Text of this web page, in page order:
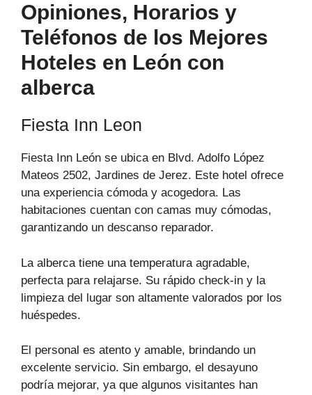
Opiniones, Horarios y
Teléfonos de los Mejores
Hoteles en León con
alberca
Fiesta Inn Leon
Fiesta Inn León se ubica en Blvd. Adolfo López
Mateos 2502, Jardines de Jerez. Este hotel ofrece
una experiencia cómoda y acogedora. Las
habitaciones cuentan con camas muy cómodas,
garantizando un descanso reparador.
La alberca tiene una temperatura agradable,
perfecta para relajarse. Su rápido check-in y la
limpieza del lugar son altamente valorados por los
huéspedes.
El personal es atento y amable, brindando un
excelente servicio. Sin embargo, el desayuno
podría mejorar, ya que algunos visitantes han